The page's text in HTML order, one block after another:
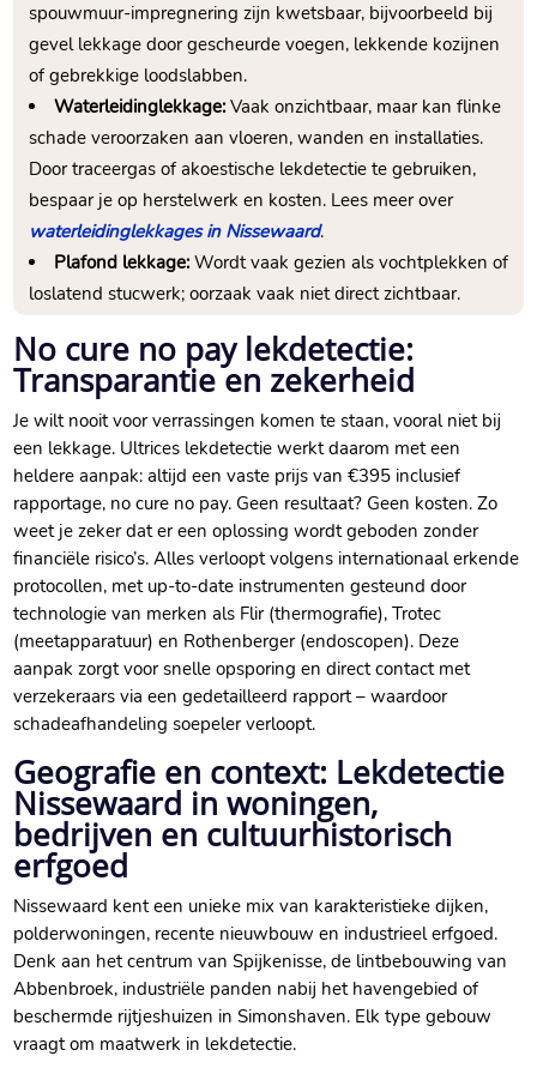
spouwmuur-impregnering zijn kwetsbaar, bijvoorbeeld bij
gevel lekkage door gescheurde voegen, lekkende kozijnen
of gebrekkige loodslabben.​
Waterleidinglekkage:Vaak onzichtbaar, maar kan flinke
schade veroorzaken aan vloeren, wanden en installaties.​
Door traceergas of akoestische lekdetectie te gebruiken,
bespaar je op herstelwerk en kosten.​ Lees meer over
waterleidinglekkages in Nissewaard.​
Plafond lekkage:Wordt vaak gezien als vochtplekken of
loslatend stucwerk; oorzaak vaak niet direct zichtbaar.​
No cure no pay lekdetectie:
Transparantie en zekerheid
Je wilt nooit voor verrassingen komen te staan, vooral niet bij
een lekkage.​ Ultrices lekdetectie werkt daarom met een
heldere aanpak: altijd een vaste prijs van €395 inclusief
rapportage, no cure no pay.​ Geen resultaat? Geen kosten.​ Zo
weet je zeker dat er een oplossing wordt geboden zonder
financiële risico’s.​ Alles verloopt volgens internationaal erkende
protocollen, met up-to-date instrumenten gesteund door
technologie van merken als Flir (thermografie), Trotec
(meetapparatuur) en Rothenberger (endoscopen).​ Deze
aanpak zorgt voor snelle opsporing en direct contact met
verzekeraars via een gedetailleerd rapport – waardoor
schadeafhandeling soepeler verloopt.​
Geografie en context: Lekdetectie
Nissewaard in woningen,
bedrijven en cultuurhistorisch
erfgoed
Nissewaard kent een unieke mix van karakteristieke dijken,
polderwoningen, recente nieuwbouw en industrieel erfgoed.​
Denk aan het centrum van Spijkenisse, de lintbebouwing van
Abbenbroek, industriële panden nabij het havengebied of
beschermde rijtjeshuizen in Simonshaven.​ Elk type gebouw
vraagt om maatwerk in lekdetectie.​